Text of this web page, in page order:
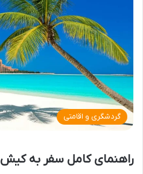
گردشگری و اقامتی
راهنمای کامل سفر به کیش